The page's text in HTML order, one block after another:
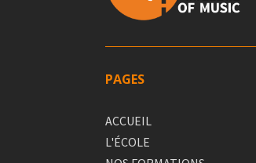
PAGES
ACCUEIL
L'ÉCOLE